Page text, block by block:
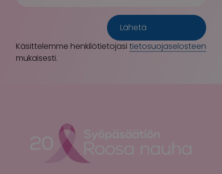
Käsittelemme henkilötietojasi tietosuojaselosteen
mukaisesti.